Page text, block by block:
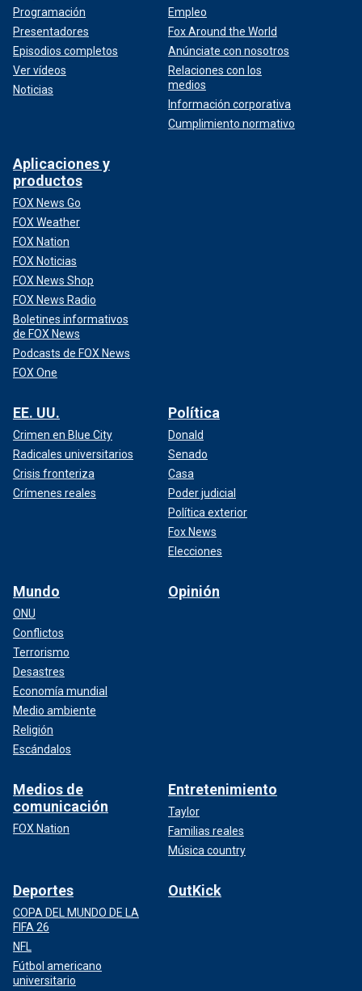
Programación
Presentadores
Episodios completos
Ver vídeos
Noticias
Empleo
Fox Around the World
Anúnciate con nosotros
Relaciones con los
medios
Información corporativa
Cumplimiento normativo
Aplicaciones y
productos
FOX News Go
FOX Weather
FOX Nation
FOX Noticias
FOX News Shop
FOX News Radio
Boletines informativos
de FOX News
Podcasts de FOX News
FOX One
EE. UU.
Crimen en Blue City
Radicales universitarios
Crisis fronteriza
Crímenes reales
Política
Donald
Senado
Casa
Poder judicial
Política exterior
Fox News
Elecciones
Mundo
ONU
Conflictos
Terrorismo
Desastres
Economía mundial
Medio ambiente
Religión
Escándalos
Opinión
Medios de
comunicación
FOX Nation
Entretenimiento
Taylor
Familias reales
Música country
Deportes
COPA DEL MUNDO DE LA
FIFA 26
NFL
Fútbol americano
universitario
OutKick